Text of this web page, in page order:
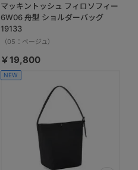
マッキントッシュ フィロソフィー
6W06 舟型 ショルダーバッグ
19133
（05：ベージュ）
￥19,800
NEW